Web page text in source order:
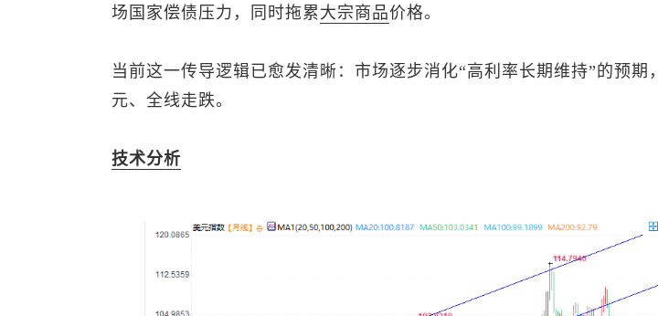
场国家偿债压力，同时拖累 大宗商品价格。
当前这一传导逻辑已愈发清晰：市场逐步消化“高利率长期维持”的预期，
元、全线走跌。
技术分析